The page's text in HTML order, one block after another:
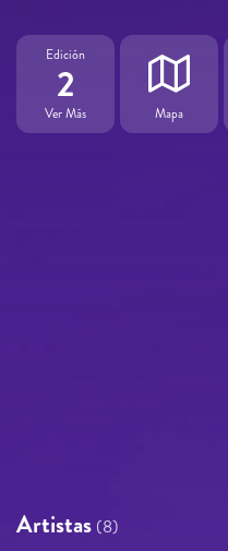
Edición
2
Ver Más Mapa
Artistas (8)